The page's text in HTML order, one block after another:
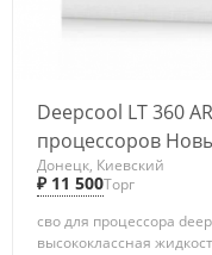
Deepcool LT 360
процессоров
Донецк, Киевский
₽ 11 500Торг
сво для процессора
высококлассная